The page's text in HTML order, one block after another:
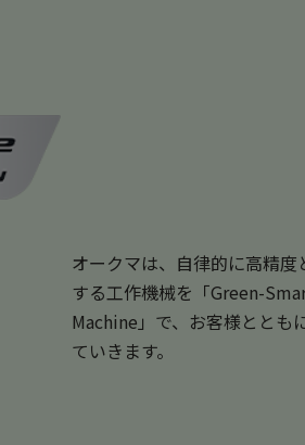
オークマは、自律的に高精
する工作機械を「Green-
Machine」で、お客様ととも
ていきます。